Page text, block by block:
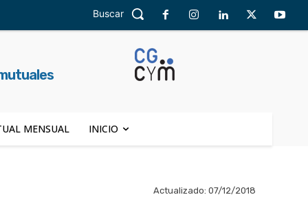
Buscar
MENSUAL INICIO
Actualizado: 07/12/2018